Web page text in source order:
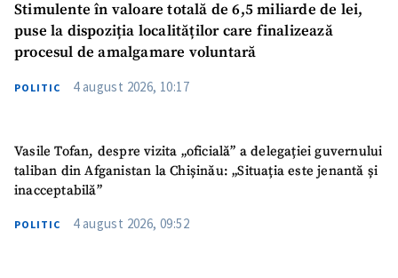
Stimulente în valoare totală de 6,5 miliarde de lei,
puse la dispoziția localităților care finalizează
procesul de amalgamare voluntară
POLITIC 4 august 2026, 10:17
Vasile Tofan, despre vizita „oficială” a delegației guvernului
taliban din Afganistan la Chișinău: „Situația este jenantă și
inacceptabilă”
POLITIC 4 august 2026, 09:52